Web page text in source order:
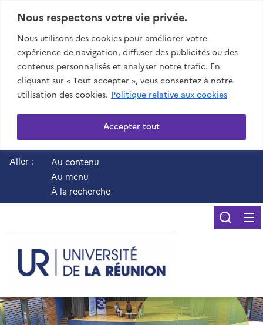
Nous respectons votre vie privée.
Nous utilisons des cookies pour améliorer votre
expérience de navigation, diffuser des publicités ou des
contenus personnalisés et analyser notre trafic. En
cliquant sur « Tout accepter », vous consentez à notre
utilisation des cookies. Politique relative aux cookies
Accepter tout
Aller :
Au contenu
Au menu
À la recherche